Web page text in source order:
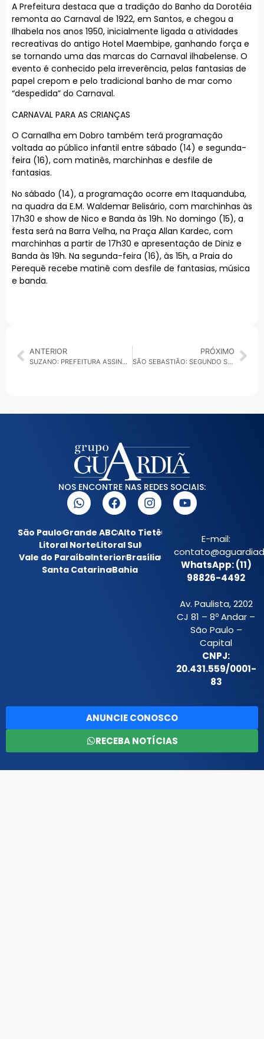
A Prefeitura destaca que a tradição do Banho da Dorotéia
remonta ao Carnaval de 1922, em Santos, e chegou a
Ilhabela nos anos 1950, inicialmente ligada a atividades
recreativas do antigo Hotel Maembipe, ganhando força e
se tornando uma das marcas do Carnaval ilhabelense. O
evento é conhecido pela irreverência, pelas fantasias de
papel crepom e pelo tradicional banho de mar como
“despedida” do Carnaval.
CARNAVAL PARA AS CRIANÇAS
O CarnaIlha em Dobro também terá programação
voltada ao público infantil entre sábado (14) e segunda-
feira (16), com matinês, marchinhas e desfile de
fantasias.
No sábado (14), a programação ocorre em Itaquanduba,
na quadra da E.M. Waldemar Belisário, com marchinhas às
17h30 e show de Nico e Banda às 19h. No domingo (15), a
festa será na Barra Velha, na Praça Allan Kardec, com
marchinhas a partir de 17h30 e apresentação de Diniz e
Banda às 19h. Na segunda-feira (16), às 15h, a Praia do
Perequê recebe matinê com desfile de fantasias, música
e banda.
ANTERIOR
SUZANO: PREFEITURA ASSINA CONTRATO EMERGENCIAL COM NOVA EMPRESA PARA COLETA DE LIXO NA CIDADE
PRÓXIMO
SÃO SEBASTIÃO: SEGUNDO SUSPEITO DE MORTE DE ADOLESCENTE NA RUA DA PRAIA É PRESO NA BAHIA
NOS ENCONTRE NAS REDES SOCIAIS:
São PauloGrande ABCAlto Tietê
Litoral NorteLitoral Sul
Vale do ParaíbaInteriorBrasília
Santa CatarinaBahia
E-mail:
WhatsApp: (11)
98826-4492
Av. Paulista, 2202
CJ 81 – 8º Andar –
São Paulo –
Capital
CNPJ:
20.431.559/0001-
83
ANUNCIE CONOSCO
RECEBA NOTÍCIAS